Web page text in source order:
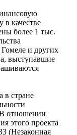
в качестве
более 1 тыс.
и других
выступавшие
в стране
отношении
этого проекта
(Незаконная